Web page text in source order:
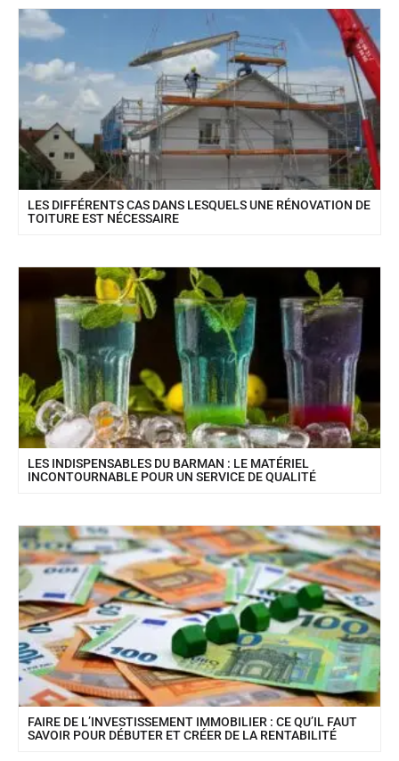
LES DIFFÉRENTS CAS DANS LESQUELS UNE RÉNOVATION DE
TOITURE EST NÉCESSAIRE
LES INDISPENSABLES DU BARMAN : LE MATÉRIEL
INCONTOURNABLE POUR UN SERVICE DE QUALITÉ
FAIRE DE L’INVESTISSEMENT IMMOBILIER : CE QU’IL FAUT
SAVOIR POUR DÉBUTER ET CRÉER DE LA RENTABILITÉ